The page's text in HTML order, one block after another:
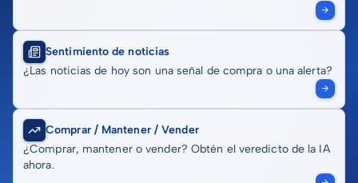
Sentimiento de noticias
¿Las noticias de hoy son una señal de compra o una alerta?
Comprar / Mantener / Vender
¿Comprar, mantener o vender? Obtén el veredicto de la IA
ahora.